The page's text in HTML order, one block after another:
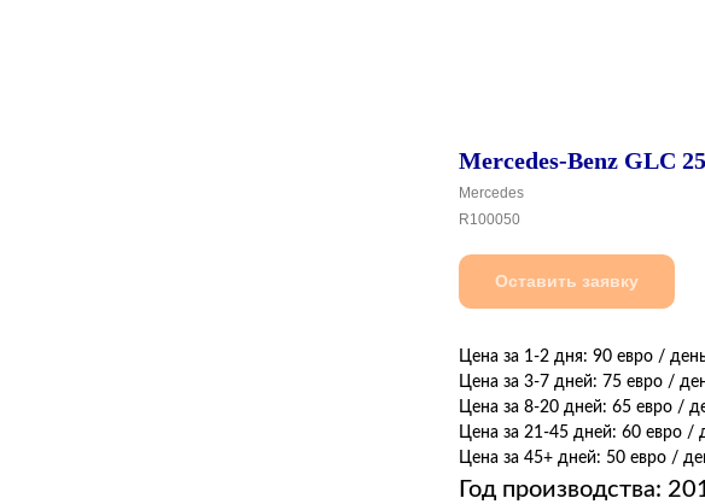
Mercedes-Benz GLC
Mercedes
R100050
Оставить заявку
Цена за 1-2 дня: 90 евро /
Цена за 3-7 дней: 75 евро /
Цена за 8-20 дней: 65 евро /
Цена за 21-45 дней: 60 евро /
Цена за 45+ дней: 50 евро /
Год производства: